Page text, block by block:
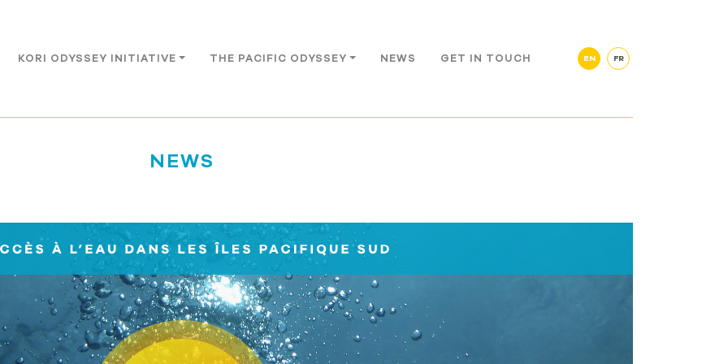
KORI ODYSSEY INITIATIVE THE PACIFIC ODYSSEY NEWS GET IN TOUCH EN FR
NEWS